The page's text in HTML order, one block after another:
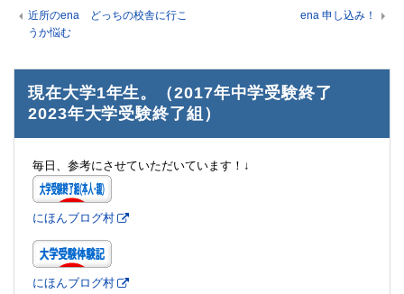
近所のena どっちの校舎に行こ
うか悩む
ena 申し込み！
現在大学1年生。（2017年中学受験終了
2023年大学受験終了組）
毎日、参考にさせていただいています！↓
にほんブログ村
にほんブログ村